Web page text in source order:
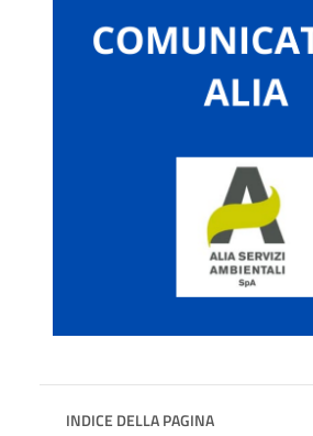
INDICE DELLA PAGINA